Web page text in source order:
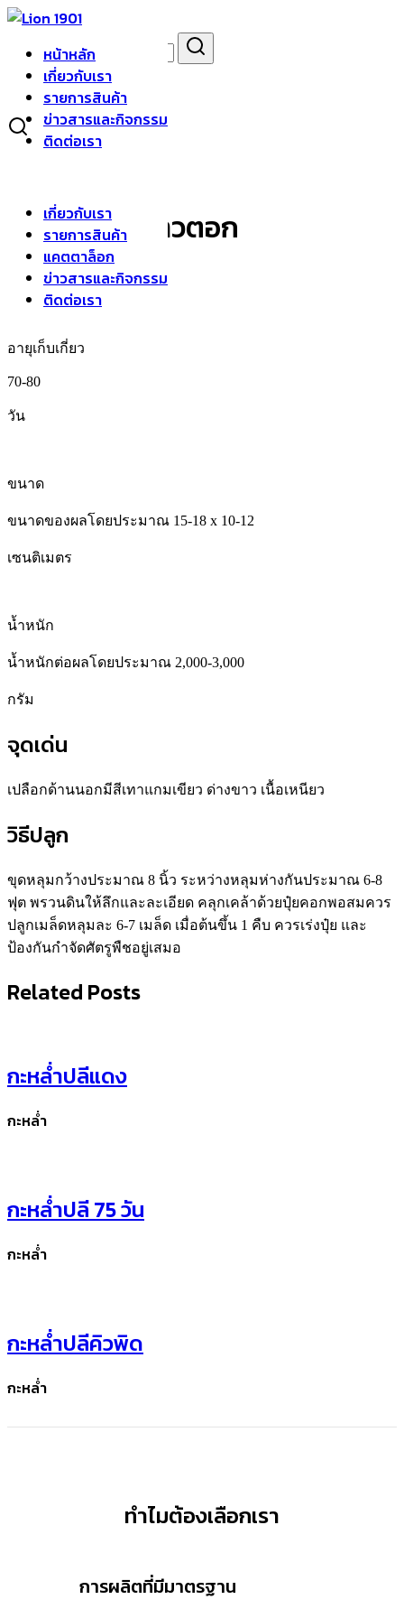
Skip
หน้าหลัก
เกี่ยวกับเรา
รายการสินค้า
ข่าวสารและกิจกรรม
ติดต่อเรา
เกี่ยวกับเรา
รายการสินค้า
แคตตาล็อก
ข่าวสารและกิจกรรม
ติดต่อเรา
for:
asdfsad
ฟักทองลายข้าวตอก
ฟักทอง
อายุเก็บเกี่ยว
70-80
วัน
ขนาด
ขนาดของผลโดยประมาณ 15-18 x 10-12
เซนติเมตร
น้ำหนัก
น้ำหนักต่อผลโดยประมาณ 2,000-3,000
กรัม
จุดเด่น
เปลือกด้านนอกมีสีเทาแกมเขียว ด่างขาว เนื้อเหนียว
วิธีปลูก
ขุดหลุมกว้างประมาณ 8 นิ้ว ระหว่างหลุมห่างกันประมาณ 6-8
ฟุต พรวนดินให้ลึกและละเอียด คลุกเคล้าด้วยปุ๋ยคอกพอสมควร
ปลูกเมล็ดหลุมละ 6-7 เมล็ด เมื่อต้นขึ้น 1 คืบ ควรเร่งปุ๋ย และ
ป้องกันกำจัดศัตรูพืชอยู่เสมอ
Related Posts
กะหล่ำปลีแดง
กะหล่ำ
กะหล่ำปลี 75 วัน
กะหล่ำ
กะหล่ำปลีคิวพิด
กะหล่ำ
ทำไมต้องเลือกเรา
การผลิตที่มีมาตรฐาน